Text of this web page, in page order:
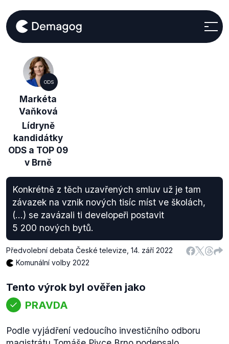
ODS
Markéta
Vaňková
Lídryně
kandidátky
ODS a TOP 09
v Brně
Konkrétně z těch uzavřených smluv už je tam
závazek na vznik nových tisíc míst ve školách,
(...) se zavázali ti developeři postavit
5 200 nových bytů.
Předvolební debata České televize 14. září 2022
Komunální volby 2022
Tento výrok byl ověřen jako
PRAVDA
Podle vyjádření vedoucího investičního odboru